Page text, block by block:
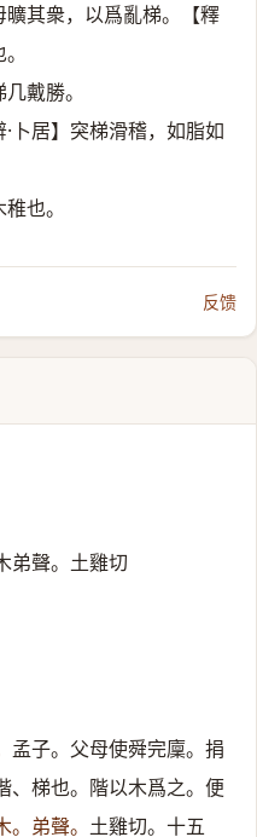
其衆，以爲亂梯。【釋
戴勝。
卜居】突梯滑稽，如脂如
也。
反馈
弟聲。土雞切
孟子。父母使舜完廩。捐
、梯也。階以木爲之。便
。弟聲。 土雞切。十五